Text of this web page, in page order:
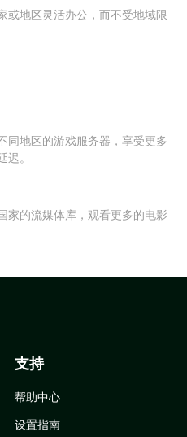
或地区灵活办公，而不受地域限
同地区的游戏服务器，享受更多
。
家的流媒体库，观看更多的电影
支持
帮助中心
设置指南